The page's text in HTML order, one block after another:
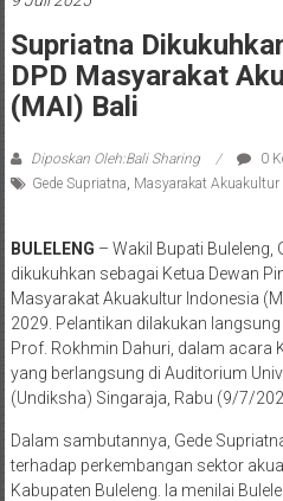
Supriatna
DPD Masyarakat
(MAI) Bali
Diposkan Oleh:Bali Sharing
0
Gede Supriatna Masyarakat Akuakultur
BULELENG – Wakil Bupati Buleleng,
dikukuhkan sebagai Ketua Dewan
Masyarakat Akuakultur Indonesia
2029. Pelantikan dilakukan
Prof. Rokhmin Dahuri, dalam acara
yang berlangsung di Auditorium
(Undiksha) Singaraja, Rabu (9/7/
Dalam sambutannya, Gede
terhadap perkembangan sektor
Kabupaten Buleleng. Ia menilai